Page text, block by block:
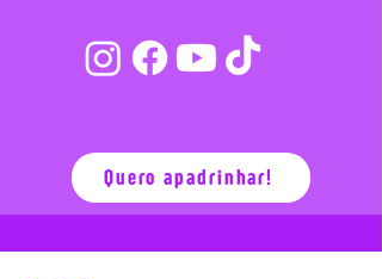
Paloma Aparecida da Silva
Bianca de C. Polegatti
Quero apadrinhar!